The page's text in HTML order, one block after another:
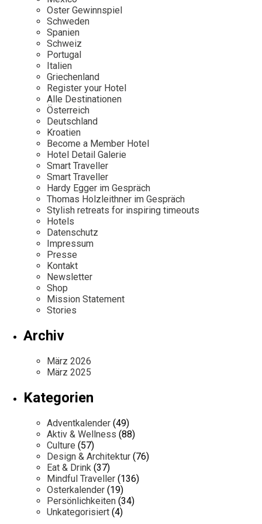
Mexico
Niederlande
Österreich
Portugal
Schweden
Spanien
Schweiz
Persönlichkeiten
Our Story
Career
Kontakt
Impressum
Oster Gewinnspiel
Schweden
Spanien
Schweiz
Portugal
Italien
Griechenland
Register your Hotel
Alle Destinationen
Österreich
Deutschland
Kroatien
Become a Member Hotel
Hotel Detail Galerie
Smart Traveller
Smart Traveller
Hardy Egger im Gespräch
Thomas Holzleithner im Gespräch
Stylish retreats for inspiring timeouts
Hotels
Datenschutz
Impressum
Presse
Kontakt
Newsletter
Shop
Mission Statement
Stories
Archiv
März 2026
März 2025
Kategorien
Adventkalender (49)
Aktiv & Wellness (88)
Culture (57)
Design & Architektur (76)
Eat & Drink (37)
Mindful Traveller (136)
Osterkalender (19)
Persönlichkeiten (34)
Unkategorisiert (4)